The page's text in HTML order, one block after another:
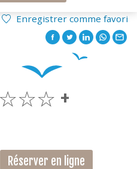
Enregistrer comme favori
Réserver en ligne